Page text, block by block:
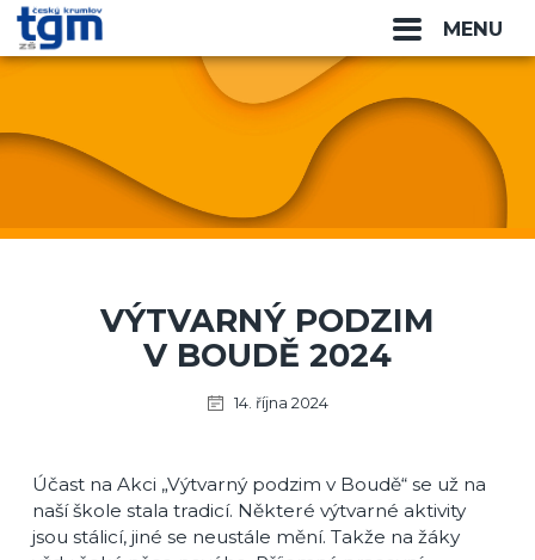
MENU
VÝTVARNÝ PODZIM
V BOUDĚ 2024
14. října 2024
Účast na Akci „Výtvarný podzim v Boudě“ se už na
naší škole stala tradicí. Některé výtvarné aktivity
jsou stálicí, jiné se neustále mění. Takže na žáky